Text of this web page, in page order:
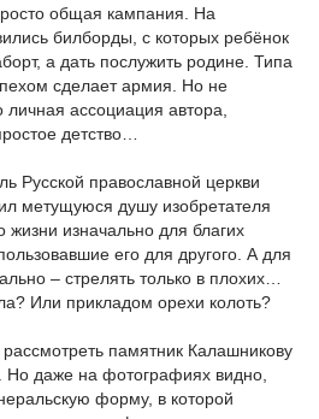
общая кампания. На
билборды, с которых ребёнок
а дать послужить родине. Типа
сделает армия. Но не
личная ассоциация автора,
детство…
Русской православной церкви
метущуюся душу изобретателя
жизни изначально для благих
его для другого. А для
– стрелять только в плохих…
Или прикладом орехи колоть?
памятник Калашникову
Но даже на фотографиях видно,
форму, в которой